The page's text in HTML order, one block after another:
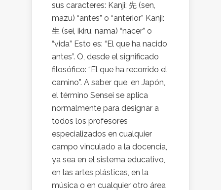
sus caracteres: Kanji: 先 (sen,
mazu) “antes” o “anterior” Kanji:
生 (sei, ikiru, nama) “nacer” o
“vida” Esto es: “El que ha nacido
antes”. O, desde el significado
filosófico: “El que ha recorrido el
camino”. A saber que, en Japón,
el término Sensei se aplica
normalmente para designar a
todos los profesores
especializados en cualquier
campo vinculado a la docencia,
ya sea en el sistema educativo,
en las artes plásticas, en la
música o en cualquier otro área